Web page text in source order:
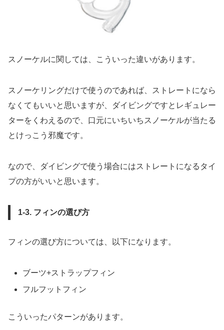
スノーケルに関しては、こういった違いがあります。
スノーケリングだけで使うのであれば、ストレートになら
なくてもいいと思いますが、ダイビングですとレギュレー
ターをくわえるので、口元にいちいちスノーケルが当たる
とけっこう邪魔です。
なので、ダイビングで使う場合にはストレートになるタイ
プの方がいいと思います。
1-3. フィンの選び方
フィンの選び方については、以下になります。
ブーツ+ストラップフィン
フルフットフィン
こういったパターンがあります。